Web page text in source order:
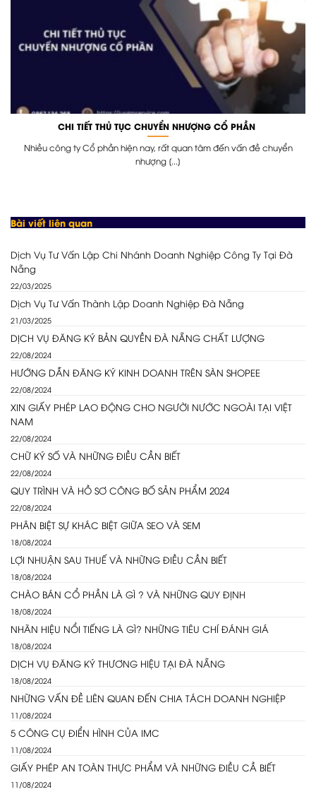
CHI TIẾT THỦ TỤC CHUYỂN NHƯỢNG CỔ PHẦN
Nhiều công ty Cổ phần hiện nay, rất quan tâm đến vấn đề chuyển
nhượng [...]
Bài viết liên quan
Dịch Vụ Tư Vấn Lập Chi Nhánh Doanh Nghiệp Công Ty Tại Đà
Nẵng
22/03/2025
Dịch Vụ Tư Vấn Thành Lập Doanh Nghiệp Đà Nẵng
21/03/2025
DỊCH VỤ ĐĂNG KÝ BẢN QUYỀN ĐÀ NẴNG CHẤT LƯỢNG
22/08/2024
HƯỚNG DẪN ĐĂNG KÝ KINH DOANH TRÊN SÀN SHOPEE
22/08/2024
XIN GIẤY PHÉP LAO ĐỘNG CHO NGƯỜI NƯỚC NGOÀI TẠI VIỆT
NAM
22/08/2024
CHỮ KÝ SỐ VÀ NHỮNG ĐIỀU CẦN BIẾT
22/08/2024
QUY TRÌNH VÀ HỒ SƠ CÔNG BỐ SẢN PHẨM 2024
22/08/2024
PHÂN BIỆT SỰ KHÁC BIỆT GIỮA SEO VÀ SEM
18/08/2024
LỢI NHUẬN SAU THUẾ VÀ NHỮNG ĐIỀU CẦN BIẾT
18/08/2024
CHÀO BÁN CỔ PHẦN LÀ GÌ ? VÀ NHỮNG QUY ĐỊNH
18/08/2024
NHÃN HIỆU NỔI TIẾNG LÀ GÌ? NHỮNG TIÊU CHÍ ĐÁNH GIÁ
18/08/2024
DỊCH VỤ ĐĂNG KÝ THƯƠNG HIỆU TẠI ĐÀ NẴNG
18/08/2024
NHỮNG VẤN ĐỀ LIÊN QUAN ĐẾN CHIA TÁCH DOANH NGHIỆP
11/08/2024
5 CÔNG CỤ ĐIỂN HÌNH CỦA IMC
11/08/2024
GIẤY PHÉP AN TOÀN THỰC PHẨM VÀ NHỮNG ĐIỀU CẦ BIẾT
11/08/2024